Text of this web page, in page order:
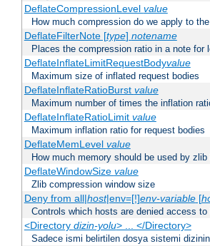
DeflateCompressionLevel value
How much compression do we apply to
DeflateFilterNote [type] notename
Places the compression ratio in a note for
DeflateInflateLimitRequestBodyvalue
Maximum size of inflated request bodies
DeflateInflateRatioBurst value
Maximum number of times the inflation
DeflateInflateRatioLimit value
Maximum inflation ratio for request bodies
DeflateMemLevel value
How much memory should be used by
DeflateWindowSize value
Zlib compression window size
Deny from all|host|env=[!]env-variable[
Controls which hosts are denied access to
<Directory dizin-yolu> ... </Directory>
Sadece ismi belirtilen dosya sistemi